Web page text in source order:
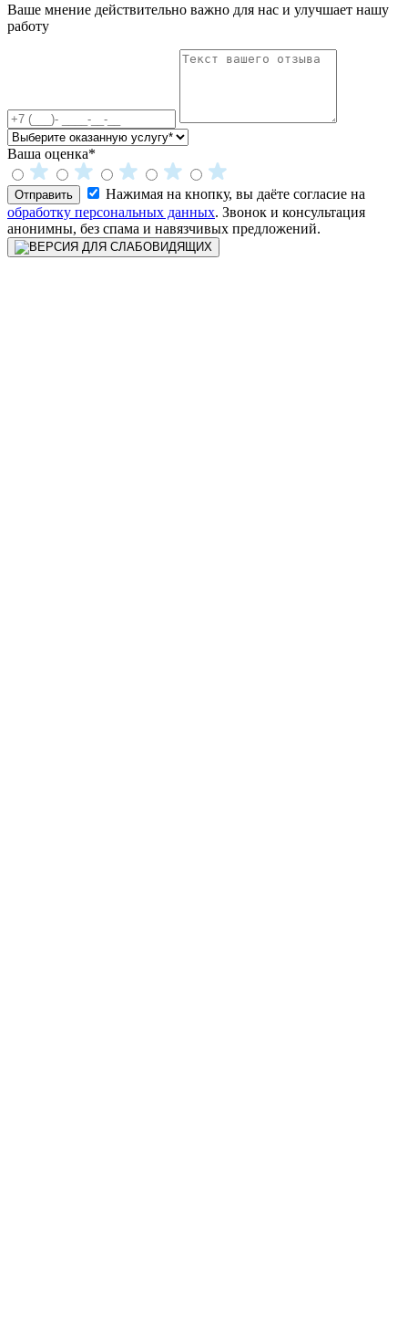
Ваше мнение действительно важно для нас и улучшает нашу
работу
Ваша оценка*
Отправить
Нажимая на кнопку, вы даёте согласие на
обработку персональных данных. Звонок и консультация
анонимны, без спама и навязчивых предложений.